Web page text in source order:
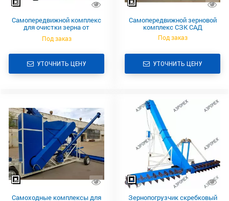
Самопередвижной комплекс
для очистки зерна от
производителя
Под заказ
УТОЧНИТЬ ЦЕНУ
Самопередвижной зерновой
комплекс СЗК САД
Под заказ
УТОЧНИТЬ ЦЕНУ
Самоходные комплексы для Зернопогрузчик скребковый